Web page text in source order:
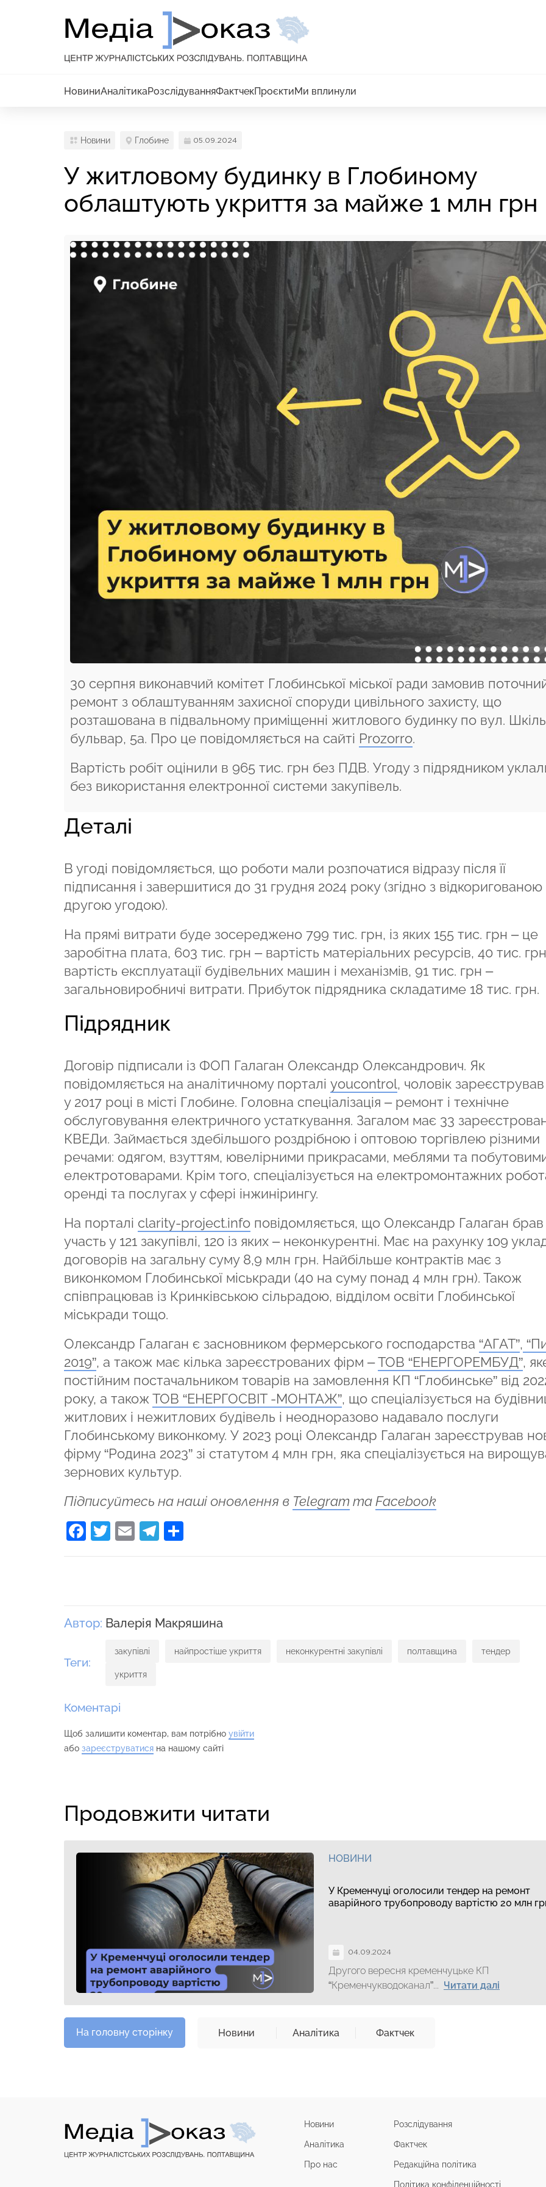
НовиниАналітикаРозслідуванняФактчекПроєктиМи вплинули
Новини Глобине 05.09.2024
У житловому будинку в Глобиному
облаштують укриття за майже 1 млн грн
30 серпня виконавчий комітет Глобинської міської ради замовив
ремонт з облаштуванням захисної споруди цивільного захисту, що
розташована в підвальному приміщенні житлового будинку по вул.
бульвар, 5а. Про це повідомляється на сайті Prozorro.
Вартість робіт оцінили в 965 тис. грн без ПДВ. Угоду з підрядником
без використання електронної системи закупівель.
Деталі
В угоді повідомляється, що роботи мали розпочатися відразу після її
підписання і завершитися до 31 грудня 2024 року (згідно з відкоригованою
другою угодою).
На прямі витрати буде зосереджено 799 тис. грн, із яких 155 тис. грн – це
заробітна плата, 603 тис. грн – вартість матеріальних ресурсів, 40 тис.
вартість експлуатації будівельних машин і механізмів, 91 тис. грн –
загальновиробничі витрати. Прибуток підрядника складатиме 18 тис. грн.
Підрядник
Договір підписали із ФОП Галаган Олександр Олександрович. Як
повідомляється на аналітичному порталі youcontrol, чоловік
у 2017 році в місті Глобине. Головна спеціалізація – ремонт і технічне
обслуговування електричного устаткування. Загалом має 33
КВЕДи. Займається здебільшого роздрібною і оптовою торгівлею різними
речами: одягом, взуттям, ювелірними прикрасами, меблями та
електротоварами. Крім того, спеціалізується на електромонтажних
оренді та послугах у сфері інжинірингу.
На порталі clarity-project.infoповідомляється, що Олександр Галаган брав
участь у 121 закупівлі, 120 із яких – неконкурентні. Має на рахунку 109
договорів на загальну суму 8,9 млн грн. Найбільше контрактів має з
виконкомом Глобинської міськради (40 на суму понад 4 млн грн). Також
співпрацював із Кринківською сільрадою, відділом освіти Глобинської
міськради тощо.
Олександр Галаган є засновником фермерського господарства “АГАТ”,
2019”, а також має кілька зареєстрованих фірм –ТОВ “ЕНЕРГОРЕМБУД”,
постійним постачальником товарів на замовлення КП “Глобинське” від
року, а також ТОВ “ЕНЕРГОСВІТ -МОНТАЖ”, що спеціалізується на
житлових і нежитлових будівель і неодноразово надавало послуги
Глобинському виконкому. У 2023 році Олександр Галаган зареєстрував
фірму “Родина 2023” зі статутом 4 млн грн, яка спеціалізується на
зернових культур.
Підписуйтесь на наші оновлення в Telegram таFacebook
Facebook
Twitter
EmailTelegram
Поділитися
Автор: Валерія Макряшина
Теги:
закупівлі найпростіше укриття неконкурентні закупівлі полтавщина тендер
укриття
Коментарі
Щоб залишити коментар, вам потрібно увійти
або зареєструватисяна нашому сайті
Продовжити читати
НОВИНИ
У Кременчуці оголосили тендер на ремонт
аварійного трубопроводу вартістю 20 млн
04.09.2024
Другого вересня кременчуцьке КП
“Кременчукводоканал”... Читати далі
На головну сторінку Новини Аналітика Фактчек
Новини
Аналітика
Про нас
Розслідування
Фактчек
Редакційна політика
Політика конфіденційності